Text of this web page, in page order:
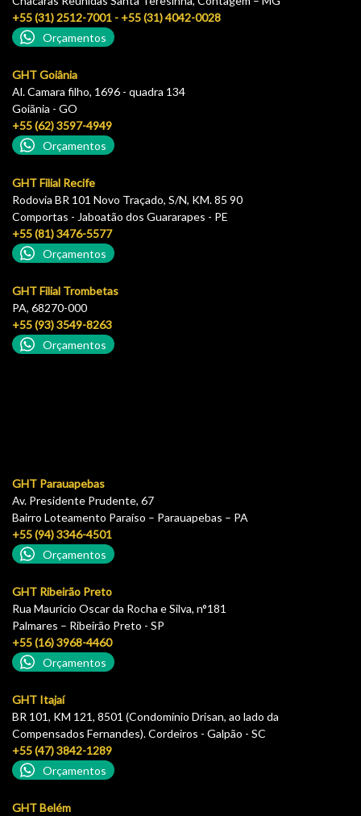
+55 (31) 2512-7001 - +55 (31) 4042-0028
Orçamentos
GHT Goiânia
Al. Camara filho, 1696 - quadra 134
Goiãnia - GO
+55 (62) 3597-4949
Orçamentos
GHT Filial Recife
Rodovia BR 101 Novo Traçado, S/N, KM. 85 90
Comportas - Jaboatão dos Guararapes - PE
+55 (81) 3476-5577
Orçamentos
GHT Filial Trombetas
PA, 68270-000
+55 (93) 3549-8263
Orçamentos
GHT Parauapebas
Av. Presidente Prudente, 67
Bairro Loteamento Paraíso – Parauapebas – PA
+55 (94) 3346-4501
Orçamentos
GHT Ribeirão Preto
Rua Maurício Oscar da Rocha e Silva, n°181
Palmares – Ribeirão Preto - SP
+55 (16) 3968-4460
Orçamentos
GHT Itajaí
BR 101, KM 121, 8501 (Condomínio Drisan, ao lado da
Compensados Fernandes). Cordeiros - Galpão - SC
+55 (47) 3842-1289
Orçamentos
GHT Belém